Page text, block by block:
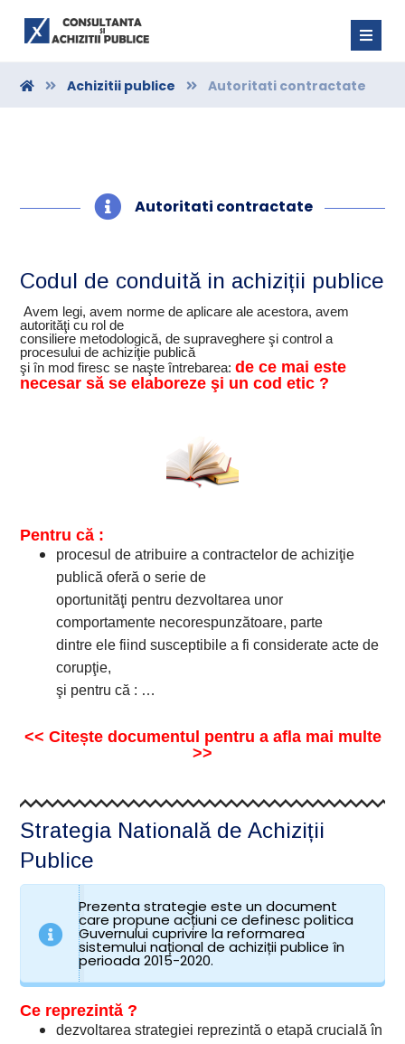
Achizitii publice Autoritati contractate
Autoritati contractate
Codul de conduită in achiziții publice
Avem legi, avem norme de aplicare ale acestora, avem
autorităţi cu rol de
consiliere metodologică, de supraveghere şi control a
procesului de achiziţie publică
şi în mod firesc se naşte întrebarea:de ce mai este
necesar să se elaboreze şi un codetic ?
Pentru că :
procesul de atribuire a contractelor de achiziţie
publică oferă o serie de
oportunităţi pentru dezvoltarea unor
comportamente necorespunzătoare, parte
dintre ele fiind susceptibile a fi considerate acte de
corupţie,
şi pentru că : …
<< Citește documentul pentru a afla mai multe
>>
Strategia Natională de Achiziții
Publice
Prezenta strategie este un document
care propune acțiuni ce definesc politica
Guvernului cuprivire la reformarea
sistemului național de achiziții publice în
perioada 2015-2020.
Ce reprezintă ?
dezvoltarea strategiei reprezintă o etapă crucială în